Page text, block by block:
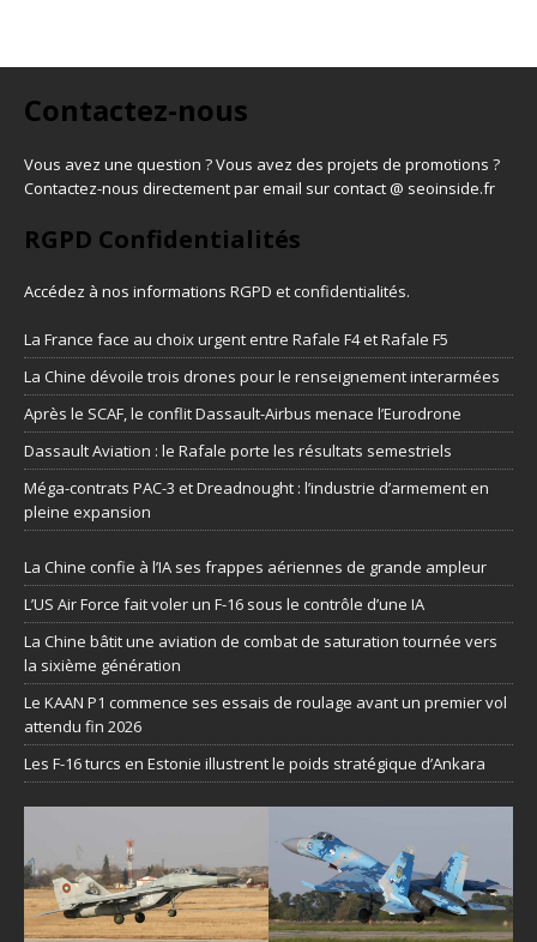
Contactez-nous
Vous avez une question ? Vous avez des projets de promotions ?
Contactez-nous directement par email sur contact @ seoinside.fr
RGPD Confidentialités
Accédez à nos informations RGPD et confidentialités.
La France face au choix urgent entre Rafale F4 et Rafale F5
La Chine dévoile trois drones pour le renseignement interarmées
Après le SCAF, le conflit Dassault-Airbus menace l’Eurodrone
Dassault Aviation : le Rafale porte les résultats semestriels
Méga-contrats PAC-3 et Dreadnought : l’industrie d’armement en
pleine expansion
La Chine confie à l’IA ses frappes aériennes de grande ampleur
L’US Air Force fait voler un F-16 sous le contrôle d’une IA
La Chine bâtit une aviation de combat de saturation tournée vers
la sixième génération
Le KAAN P1 commence ses essais de roulage avant un premier vol
attendu fin 2026
Les F-16 turcs en Estonie illustrent le poids stratégique d’Ankara